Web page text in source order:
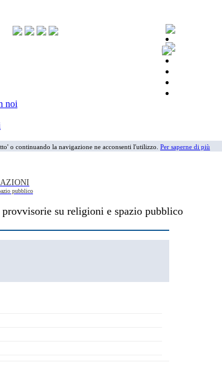
noi
o continuando la navigazione ne acconsenti l'utilizzo. Per saperne di più
pubblico
su religioni e spazio pubblico